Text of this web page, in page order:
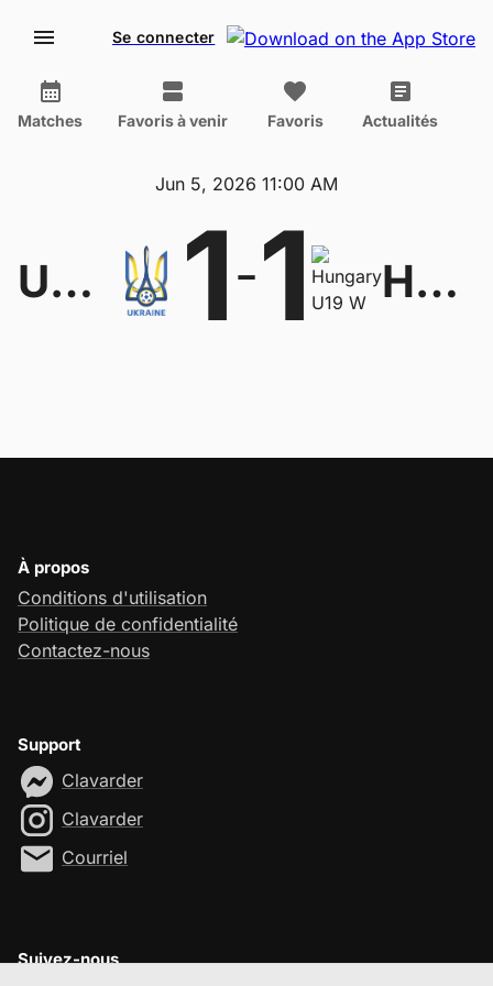
Se connecter
Matches Favoris à venir Favoris Actualités
Jun 5, 2026 11:00 AM
Ukraine U19 W 1-1 Hungary U19 W
À propos
Conditions d'utilisation
Politique de confidentialité
Contactez-nous
Support
Clavarder
Clavarder
Courriel
Suivez-nous